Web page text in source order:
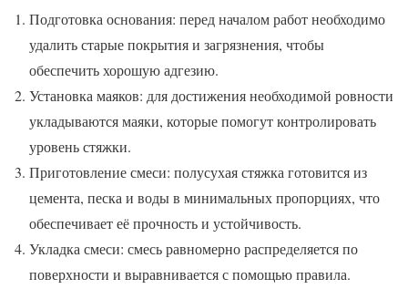
Подготовка основания: перед началом работ необходимо
удалить старые покрытия и загрязнения, чтобы
обеспечить хорошую адгезию.
Установка маяков: для достижения необходимой ровности
укладываются маяки, которые помогут контролировать
уровень стяжки.
Приготовление смеси: полусухая стяжка готовится из
цемента, песка и воды в минимальных пропорциях, что
обеспечивает её прочность и устойчивость.
Укладка смеси: смесь равномерно распределяется по
поверхности и выравнивается с помощью правила.